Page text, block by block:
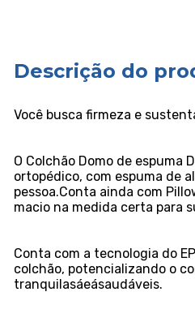
Descrição do
Você busca firmeza e
O Colchão Domo de
ortopédico, com espuma de
pessoa.Conta ainda com
macio na medida certa para
Conta com a tecnologia do
colchão, potencializando o
tranquilasáeásaudáveis.